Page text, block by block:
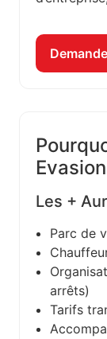
Les +
Parc de
arrêts)
Tarifs